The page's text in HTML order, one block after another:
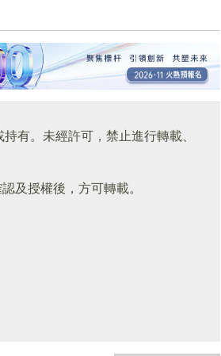
有。未經許可，禁止進行轉載、
及授權後，方可轉載。